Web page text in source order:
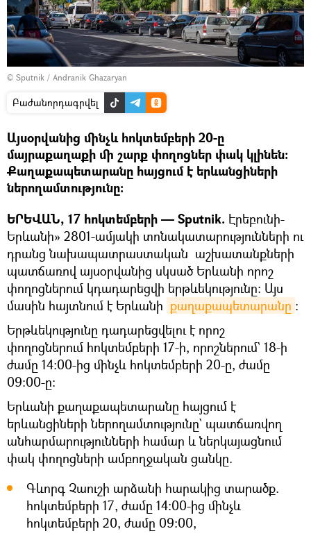
© Sputnik / Andranik Ghazaryan
Բաժանորդագրվել
Այսօրվանից մինչև հոկտեմբերի 20-ը
մայրաքաղաքի մի շարք փողոցներ փակ կլինեն։
Քաղաքապետարանը հայցում է երևանցիների
ներողամտությունը։
ԵՐԵՎԱՆ, 17 հոկտեմբերի — Sputnik. Էրեբունի-
Երևանի» 2801-ամյակի տոնակատարությունների ու
դրանց նախապատրաստական աշխատանքների
պատճառով այսօրվանից սկսած Երևանի որոշ
փողոցներում կդադարեցվի երթևեկությունը։ Այս
մասին հայտնում է Երևանի քաղաքապետարանը ։
Երթևեկությունը դադարեցվելու է որոշ
փողոցներում հոկտեմբերի 17-ի, որոշներում` 18-ի
ժամը 14:00-ից մինչև հոկտեմբերի 20-ը, ժամը
09:00-ը։
Երևանի քաղաքապետարանը հայցում է
երևանցիների ներողամտությունը` պատճառվող
անհարմարությունների համար և ներկայացնում
փակ փողոցների ամբողջական ցանկը.
Գևորգ Չաուշի արձանի հարակից տարածք.
հոկտեմբերի 17, ժամը 14:00-ից մինչև
հոկտեմբերի 20, ժամը 09:00,